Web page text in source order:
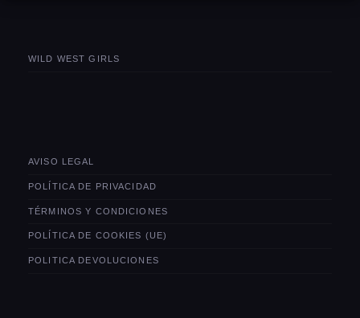
WILD WEST GIRLS
AVISO LEGAL
POLÍTICA DE PRIVACIDAD
TÉRMINOS Y CONDICIONES
POLÍTICA DE COOKIES (UE)
POLITICA DEVOLUCIONES